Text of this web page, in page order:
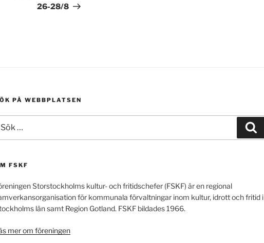
26-28/8
PÅ WEBBPLATSEN
FSKF
Storstockholms kultur- och fritidschefer (FSKF) är en regional
för kommunala förvaltningar inom kultur, idrott och fritid i
län samt Region Gotland. FSKF bildades 1966.
mer om föreningen